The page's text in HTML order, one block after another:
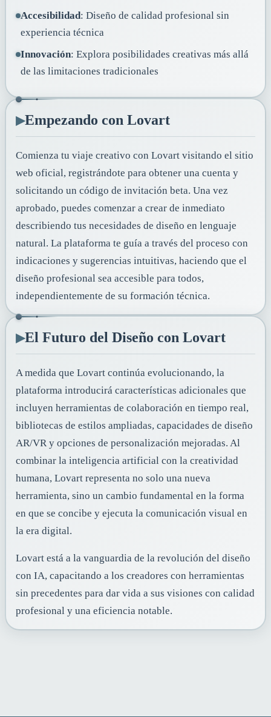
Accesibilidad: Diseño de calidad profesional sin
experiencia técnica
Innovación: Explora posibilidades creativas más allá
de las limitaciones tradicionales
▸Empezando con Lovart
Comienza tu viaje creativo con Lovart visitando el sitio
web oficial, registrándote para obtener una cuenta y
solicitando un código de invitación beta. Una vez
aprobado, puedes comenzar a crear de inmediato
describiendo tus necesidades de diseño en lenguaje
natural. La plataforma te guía a través del proceso con
indicaciones y sugerencias intuitivas, haciendo que el
diseño profesional sea accesible para todos,
independientemente de su formación técnica.
▸El Futuro del Diseño con Lovart
A medida que Lovart continúa evolucionando, la
plataforma introducirá características adicionales que
incluyen herramientas de colaboración en tiempo real,
bibliotecas de estilos ampliadas, capacidades de diseño
AR/VR y opciones de personalización mejoradas. Al
combinar la inteligencia artificial con la creatividad
humana, Lovart representa no solo una nueva
herramienta, sino un cambio fundamental en la forma
en que se concibe y ejecuta la comunicación visual en
la era digital.
Lovart está a la vanguardia de la revolución del diseño
con IA, capacitando a los creadores con herramientas
sin precedentes para dar vida a sus visiones con calidad
profesional y una eficiencia notable.